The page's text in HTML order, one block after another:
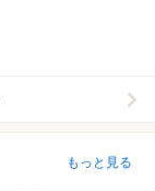
もっと見る